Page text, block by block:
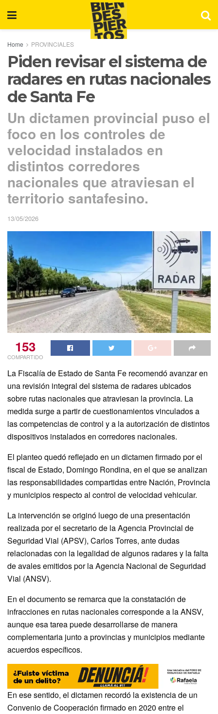
Home PROVINCIALES
Piden revisar el sistema de
radares en rutas nacionales
de Santa Fe
Un dictamen provincial puso el
foco en los controles de
velocidad instalados en
distintos corredores
nacionales que atraviesan el
territorio santafesino.
13/05/2026
153
COMPARTIDO
La Fiscalía de Estado de Santa Fe recomendó avanzar en
una revisión integral del sistema de radares ubicados
sobre rutas nacionales que atraviesan la provincia. La
medida surge a partir de cuestionamientos vinculados a
las competencias de control y a la autorización de distintos
dispositivos instalados en corredores nacionales.
El planteo quedó reflejado en un dictamen firmado por el
fiscal de Estado, Domingo Rondina, en el que se analizan
las responsabilidades compartidas entre Nación, Provincia
y municipios respecto al control de velocidad vehicular.
La intervención se originó luego de una presentación
realizada por el secretario de la Agencia Provincial de
Seguridad Vial (APSV), Carlos Torres, ante dudas
relacionadas con la legalidad de algunos radares y la falta
de avales emitidos por la Agencia Nacional de Seguridad
Vial (ANSV).
En el documento se remarca que la constatación de
infracciones en rutas nacionales corresponde a la ANSV,
aunque esa tarea puede desarrollarse de manera
complementaria junto a provincias y municipios mediante
acuerdos específicos.
En ese sentido, el dictamen recordó la existencia de un
Convenio de Cooperación firmado en 2020 entre el